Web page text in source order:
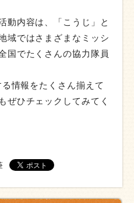
動内容は、「こうじ」と
域ではさまざまなミッシ
国でたくさんの協力隊員
情報をたくさん揃えて
ぜひチェックしてみてく